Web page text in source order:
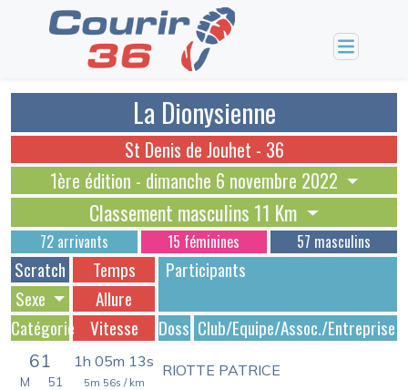
La Dionysienne
1ère édition - dimanche 6 novembre 2022
St Denis de Jouhet - 36
Classement masculins 11 Km
72 arrivants 15 féminines 57 masculins
Scratch Temps
Dossards
Participants
Allure
Vitesse
Sexe
Catégorie
Club/Equipe/Assoc./Entreprise
61 1h 05m 13s RIOTTE PATRICE
5m 56s / km
M
51